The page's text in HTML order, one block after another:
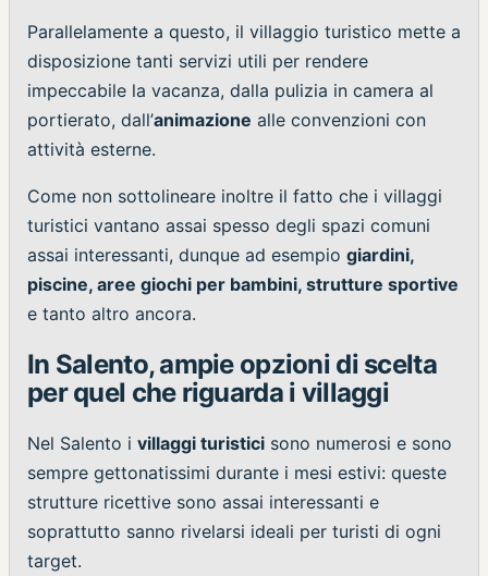
Parallelamente a questo, il villaggio turistico mette a
disposizione tanti servizi utili per rendere
impeccabile la vacanza, dalla pulizia in camera al
portierato, dall’animazione alle convenzioni con
attività esterne.
Come non sottolineare inoltre il fatto che i villaggi
turistici vantano assai spesso degli spazi comuni
assai interessanti, dunque ad esempio giardini,
piscine, aree giochi per bambini, strutture sportive
e tanto altro ancora.
In Salento, ampie opzioni di scelta
per quel che riguarda i villaggi
Nel Salento i villaggi turistici sono numerosi e sono
sempre gettonatissimi durante i mesi estivi: queste
strutture ricettive sono assai interessanti e
soprattutto sanno rivelarsi ideali per turisti di ogni
target.